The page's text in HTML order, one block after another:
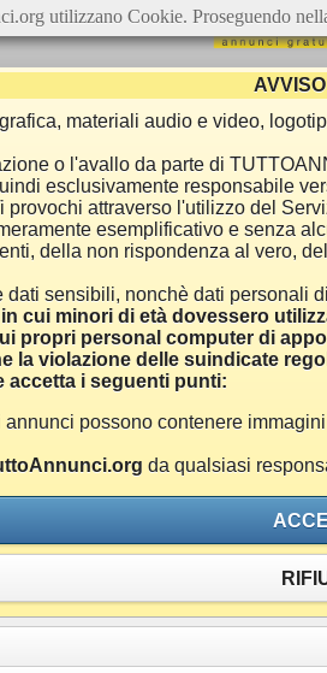
materiali audio e video,
o l'avallo da parte di
esclusivamente responsabile
attraverso l'utilizzo del
esemplificativo e senza
della non rispondenza al vero,
sensibili, nonchè dati
in cui minori di età dovessero
propri personal computer di
la violazione delle suindicate
accetta i seguenti punti:
possono contenere
da qualsiasi
utilizzano Cookie. Proseguendo